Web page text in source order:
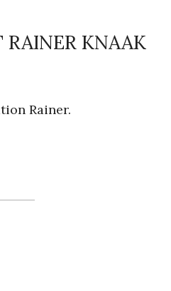
RAINER KNAAK
Rainer.